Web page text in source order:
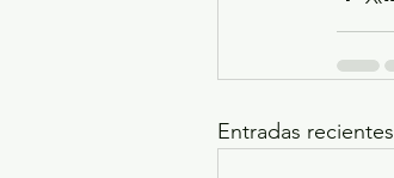
Entradas recientes